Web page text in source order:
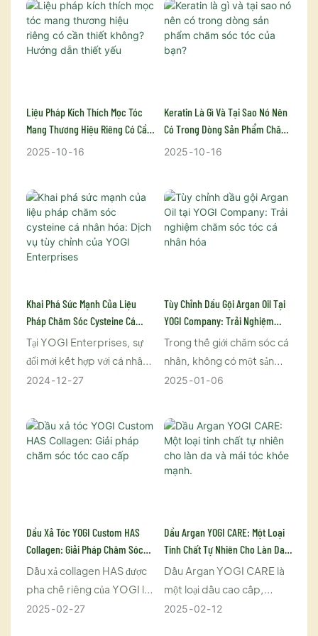
lợi ích của dầu gội mi và
cảm nhận sự khác biệt đáng
kinh ngạc mà nó mang lại!
khám phá cách sản phẩm
đột phá này có thể cải thiện,
phục hồi và trẻ hóa mái
tóc của mình.
và tái tạo sức sống cho tóc
từ gốc đến ngọn. Kết hợp
sức mạnh của collagen và
cải thiện độ đàn hồi và cung
cấp độ ẩm mạnh mẽ, giúp
phương pháp chăm sóc da
đầu đúng cách.
Liệu Pháp Kích Thích Mọc Tóc
Mang Thương Hiệu Riêng Có Cần
Thiết Không? Hướng Dẫn Thiết
2025 10 16
Keratin Là Gì Và Tại Sao Nó Nên
Có Trong Dòng Sản Phẩm Chăm
Sóc Tóc Của Bạn?
2025 10 16
Khai Phá Sức Mạnh Của Liệu
Pháp Chăm Sóc Cysteine ​​cá
Nhân Hóa: Dịch Vụ Tùy Chỉnh
Của YOGI Enterprises
Tại YOGI Enterprises, sự
đổi mới kết hợp với cá nhân
hóa trong thế giới sức khỏe
cầu ngày càng tăng đối với
các giải pháp chăm sóc sức
khỏe được thiết kế riêng,
tiến nhắm đến nhiều khía
cạnh chăm sóc cá nhân—từ
2024 12 27
Tùy Chỉnh Dầu Gội Argan Oil Tại
YOGI Company: Trải Nghiệm
Chăm Sóc Tóc Cá Nhân Hóa
Trong thế giới chăm sóc cá
nhân, không có một sản
phẩm nào phù hợp với tất
nói đến chăm sóc tóc. Cho
dù tóc bạn khô, dầu, xoăn
hay nhuộm, việc tìm được
loại dầu gội hoàn hảo đáp
khăn. Đó là lúc Công ty
YOGI xuất hiện, mang đến
2025 01 06
Dầu Xả Tóc YOGI Custom HAS
Collagen: Giải Pháp Chăm Sóc
Tóc Cao Cấp
Dầu xả collagen HAS được
pha chế riêng của YOGI là
một sản phẩm đột phá được
2025 02 27
Dầu Argan YOGI CARE: Một Loại
Tinh Chất Tự Nhiên Cho Làn Da
Và Mái Tóc Khỏe Mạnh.
Dầu Argan YOGI CARE là
một loại dầu cao cấp,
100% tự nhiên, mang lại vô
2025 02 12